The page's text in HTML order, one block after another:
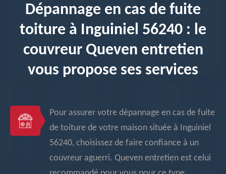
Dépannage en cas de fuite
toiture à Inguiniel 56240 : le
couvreur Queven entretien
vous propose ses services
Pour assurer votre dépannage en cas de fuite
de toiture de votre maison située à Inguiniel
56240, choisissez de faire confiance à un
couvreur aguerri. Queven entretien est celui